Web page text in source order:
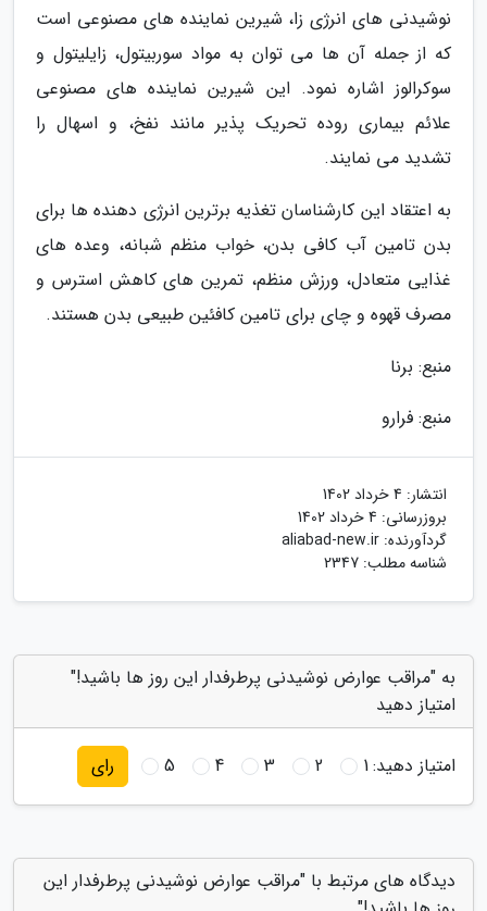
نوشیدنی های انرژی زا، شیرین نماینده های مصنوعی است
که از جمله آن ها می توان به مواد سوربیتول، زایلیتول و
سوکرالوز اشاره نمود. این شیرین نماینده های مصنوعی
علائم بیماری روده تحریک پذیر مانند نفخ، و اسهال را
تشدید می نمایند.
به اعتقاد این کارشناسان تغذیه برترین انرژی دهنده ها برای
بدن تامین آب کافی بدن، خواب منظم شبانه، وعده های
غذایی متعادل، ورزش منظم، تمرین های کاهش استرس و
مصرف قهوه و چای برای تامین کافئین طبیعی بدن هستند.
منبع: برنا
منبع: فرارو
انتشار: 4 خرداد 1402
بروزرسانی: 4 خرداد 1402
گردآورنده: aliabad-new.ir
شناسه مطلب: 2347
به "مراقب عوارض نوشیدنی پرطرفدار این روز ها باشید!"
امتیاز دهید
امتیاز دهید:1
2
3
4
5 رای
دیدگاه های مرتبط با "مراقب عوارض نوشیدنی پرطرفدار این